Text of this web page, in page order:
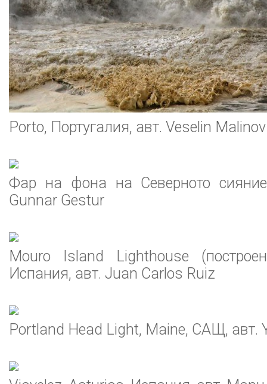
Porto, Португалия, авт. Veselin Malinov
Фар на фона на Северното
Gunnar Gestur
Mouro Island Lighthouse
Испания, авт. Juan Carlos Ruiz
Portland Head Light, Maine, САЩ, авт.